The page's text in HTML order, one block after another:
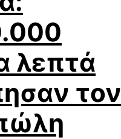
λεπτά
τον